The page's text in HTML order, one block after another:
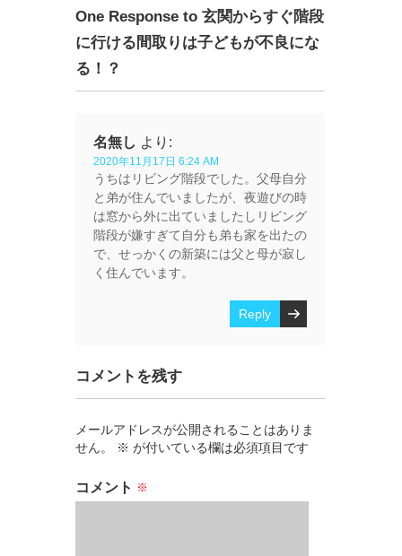
One Response to 玄関からすぐ階段
に行ける間取りは子どもが不良にな
る！？
名無し より:
2020年11月17日 6:24 AM
うちはリビング階段でした。父母自分
と弟が住んでいましたが、夜遊びの時
は窓から外に出ていましたしリビング
階段が嫌すぎて自分も弟も家を出たの
で、せっかくの新築には父と母が寂し
く住んでいます。
Reply
コメントを残す
メールアドレスが公開されることはありま
せん。
※ が付いている欄は必須項目です
コメント ※